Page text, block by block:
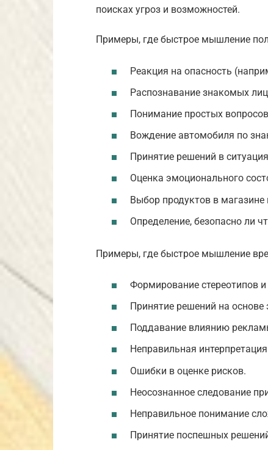
поисках угроз и возможностей.
Примеры, где быстрое мышление
Реакция на опасность
Распознавание знакомых
Понимание простых
Вождение автомобиля по
Принятие решений в
Оценка эмоционального
Выбор продуктов в
Определение, безопасно ли
Примеры, где быстрое мышление
Формирование стереотипов
Принятие решений на основе
Поддавание влиянию
Неправильная
Ошибки в оценке рисков.
Неосознанное следование
Неправильное понимание
Принятие поспешных